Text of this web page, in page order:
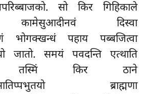
सो किर गिहिकाले
कामेसुआदीनवं दिस्वा
भोगक्खन्धं पहाय पब्बजित्वा
जातो. समयं पवदन्ति एत्थाति
किर ठाने
ब्राह्मणा